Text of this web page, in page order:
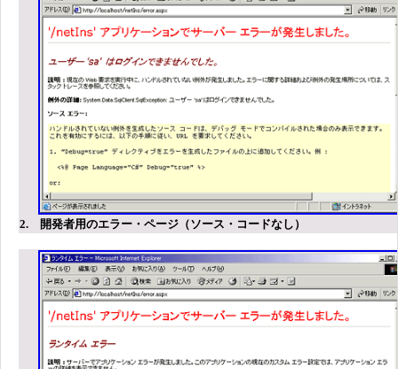
2. 開発者用のエラー・ページ（ソース・コードなし）